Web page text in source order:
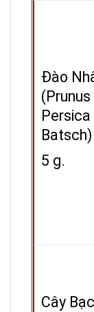
Đào
(Prunus
Persica
Batsch)
5 g.
Cây